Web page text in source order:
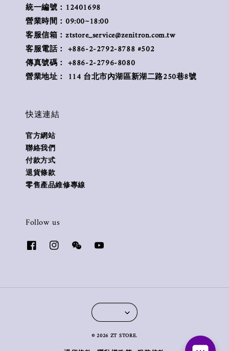
統一編號：12401698
營業時間：09:00~18:00
客服信箱：ztstore_service@zenitron.com.tw
客服電話： +886-2-2792-8788 #502
傳真號碼： +886-2-2796-8080
營業地址： 114 台北市內湖區新湖二路250巷8號
快速連結
官方網站
聯絡我們
付款方式
退貨條款
零售產品維修專線
Follow us
© 2026 ZT STORE.